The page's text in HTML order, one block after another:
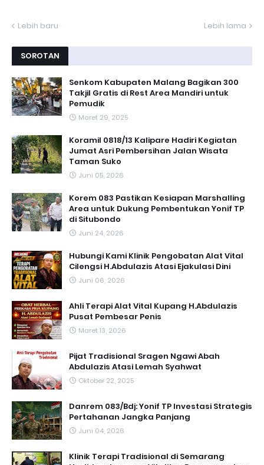
Lebih baru Lebih lama
SOROTAN
Senkom Kabupaten Malang Bagikan 300
Takjil Gratis di Rest Area Mandiri untuk
Pemudik
Maret 29, 2025
Koramil 0818/13 Kalipare Hadiri Kegiatan
Jumat Asri Pembersihan Jalan Wisata
Taman Suko
Juni 05, 2026
Korem 083 Pastikan Kesiapan Marshalling
Area untuk Dukung Pembentukan Yonif TP
di Situbondo
Juni 24, 2026
Hubungi Kami Klinik Pengobatan Alat Vital
Cilengsi H.Abdulazis Atasi Ejakulasi Dini
Juni 06, 2026
Ahli Terapi Alat Vital Kupang H.Abdulazis
Pusat Pembesar Penis
Maret 13, 2026
Pijat Tradisional Sragen Ngawi Abah
Abdulazis Atasi Lemah Syahwat
Oktober 22, 2025
Danrem 083/Bdj: Yonif TP Investasi Strategis
Pertahanan Jangka Panjang
Juni 04, 2026
Klinik Terapi Tradisional di Semarang